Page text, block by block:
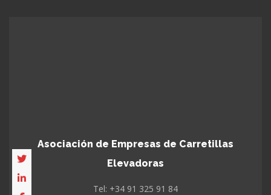
Asociación de Empresas de Carretillas
Elevadoras
Tel: +34 91 325 91 84